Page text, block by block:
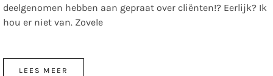
deelgenomen hebben aan gepraat over cliënten!? Eerlijk? Ik
hou er niet van. Zovele
LEES MEER